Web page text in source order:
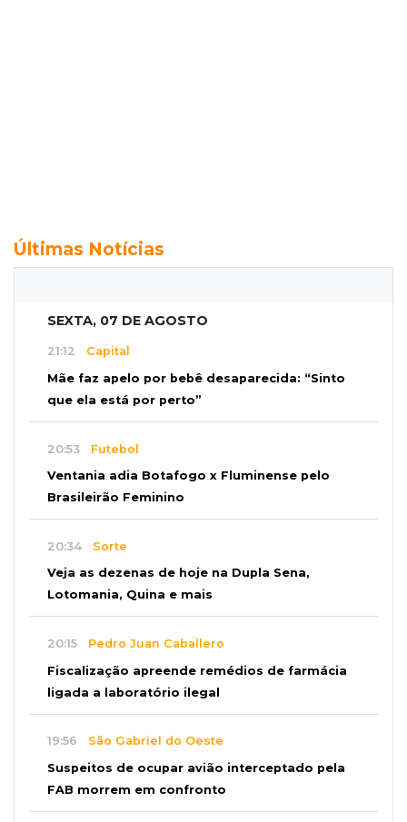
Últimas Notícias
SEXTA, 07 DE AGOSTO
21:12 Capital
Mãe faz apelo por bebê desaparecida: “Sinto
que ela está por perto”
20:53 Futebol
Ventania adia Botafogo x Fluminense pelo
Brasileirão Feminino
20:34 Sorte
Veja as dezenas de hoje na Dupla Sena,
Lotomania, Quina e mais
20:15 Pedro Juan Caballero
Fiscalização apreende remédios de farmácia
ligada a laboratório ilegal
19:56 São Gabriel do Oeste
Suspeitos de ocupar avião interceptado pela
FAB morrem em confronto